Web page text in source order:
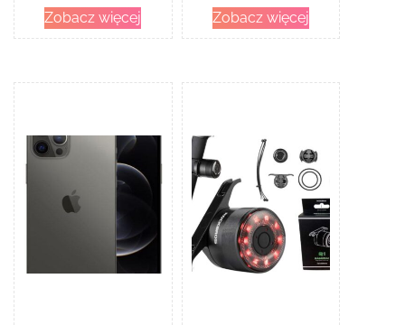
Zobacz więcej Zobacz więcej